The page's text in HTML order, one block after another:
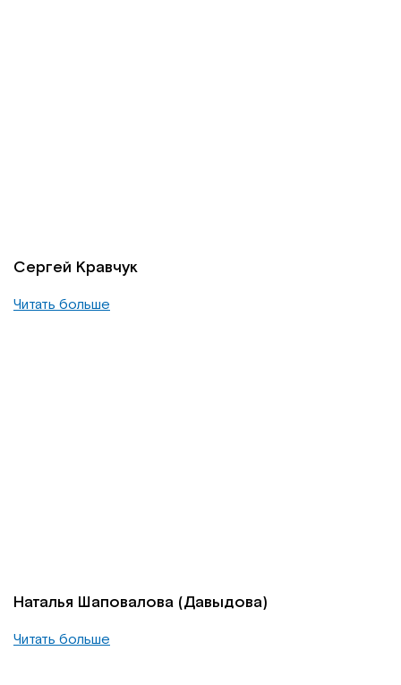
Сергей Кравчук
Читать больше
Наталья Шаповалова (Давыдова)
Читать больше